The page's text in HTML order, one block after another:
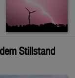
Stillstand